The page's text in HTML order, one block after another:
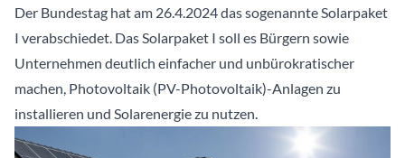
Der Bundestag hat am 26.4.2024 das sogenannte Solarpaket
I verabschiedet. Das Solarpaket I soll es Bürgern sowie
Unternehmen deutlich einfacher und unbürokratischer
machen, Photovoltaik (PV-Photovoltaik)-Anlagen zu
installieren und Solarenergie zu nutzen.